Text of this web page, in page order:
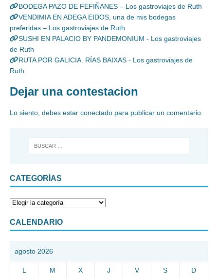
BODEGA PAZO DE FEFIÑANES – Los gastroviajes de Ruth
VENDIMIA EN ADEGA EIDOS, una de mis bodegas
preferidas – Los gastroviajes de Ruth
SUSHI EN PALACIO BY PANDEMONIUM - Los gastroviajes
de Ruth
RUTA POR GALICIA. RÍAS BAIXAS - Los gastroviajes de
Ruth
Dejar una contestacion
Lo siento, debes estar conectado para publicar un comentario.
CATEGORÍAS
CALENDARIO
agosto 2026
L M X J V S D